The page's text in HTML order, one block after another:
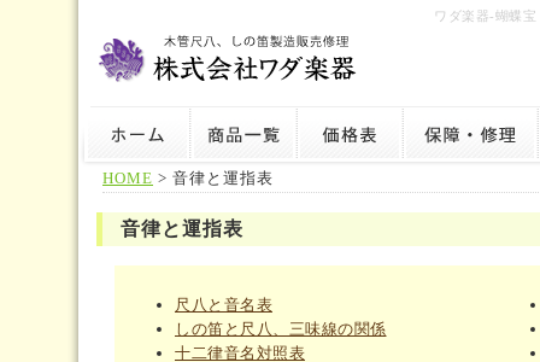
ワダ楽器-蝴蝶
HOME > 音律と運指表
音律と運指表
尺八と音名表
しの笛と尺八、三味線の関係
十二律音名対照表